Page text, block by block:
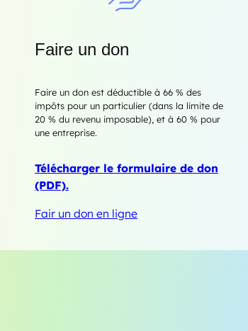
Faire un don
Faire un don est déductible à 66 % des
impôts pour un particulier (dans la limite de
20 % du revenu imposable), et à 60 % pour
une entreprise.
Télécharger le formulaire de don
(PDF).
Fair un don en ligne